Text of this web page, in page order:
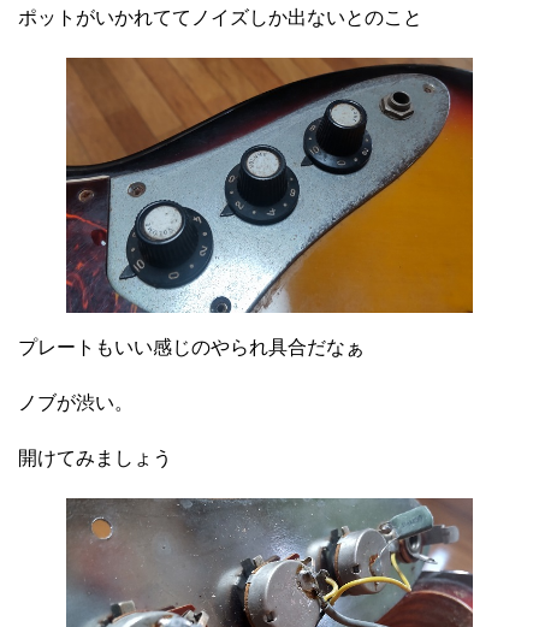
ポットがいかれててノイズしか出ないとのこと
プレートもいい感じのやられ具合だなぁ
ノブが渋い。
開けてみましょう